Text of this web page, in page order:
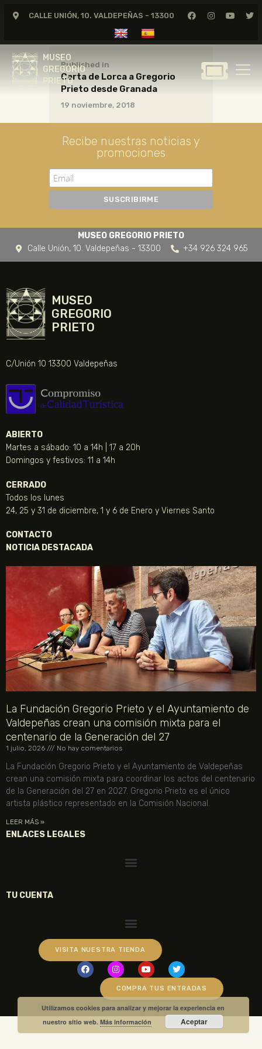
CALLE UNIÓN, 10. VALDEPEÑAS - 13300
MUSEO
GREGORIO
PRIETO
MUSEO
GREGORIO
GREGORIO PRIETO
CERTAMEN DE DIBUJO
FUNDACIÓN
TIENDA
NOTICIAS
Published in
Carta de Lorca a Gregorio
Prieto desde Granada
19 noviembre, 2018
Recibe nuestras noticias y
promociones
MUSEO GREGORIO PRIETO
Calle Unión, 10. Valdepeñas - 13300
+34 926 324 965
MUSEO
GREGORIO
PRIETO
C/Unión 10 13300 Valdepeñas
ABIERTO
Martes a sábado: 10 a 14h | 17 a 20h
Domingos y festivos: 11 a 14h
CERRADO
Todos los lunes
24, 25 y 31 de diciembre, 1 y 6 de Enero y Viernes Santo
CONTACTO
NOTICIA DESTACADA
La Fundación Gregorio Prieto y el Ayuntamiento de
Valdepeñas crean una comisión mixta para el
centenario de la Generación del 27
1 julio, 2026 No hay comentarios
La Fundación Gregorio Prieto y el Ayuntamiento de Valdepeñas
crean una comisión mixta para coordinar los actos del centenario
de la Generación del 27 en 2027. Gregorio Prieto es el único
artista plástico representado en la Comisión Nacional.
LEER MÁS »
ENLACES LEGALES
TU CUENTA
VISITA NUESTRA TIENDA
COMPRA TUS ENTRADAS
Utilizamos cookies para analizar y mejorar la experiencia en
nuestro sitio web.Más información Aceptar